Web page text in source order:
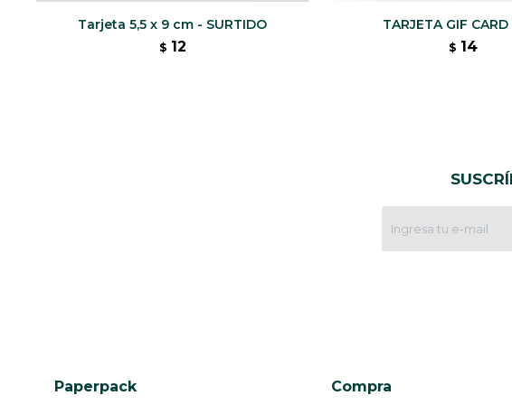
Tarjeta 5,5 x 9 cm - SURTIDO
$ 12
TARJETA GIF CARD
$ 14
Paperpack Compra